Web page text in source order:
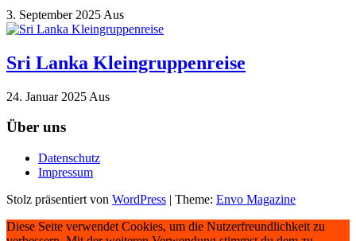
3. September 2025 Aus
Sri Lanka Kleingruppenreise
24. Januar 2025 Aus
Über uns
Datenschutz
Impressum
Stolz präsentiert von WordPress | Theme: Envo Magazine
Diese Seite verwendet Cookies, um die Nutzerfreundlichkeit zu